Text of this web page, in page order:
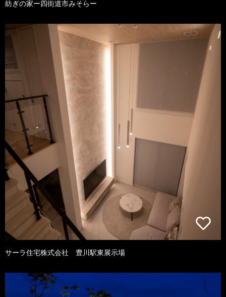
紡ぎの家ー四街道市みそらー
サーラ住宅株式会社 豊川駅東展示場